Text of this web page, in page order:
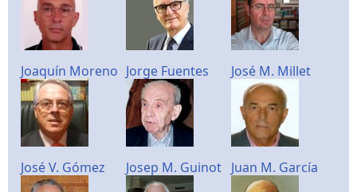
Joaquín Moreno Jorge Fuentes José M. Millet
José V. Gómez Josep M. Guinot Juan M. García